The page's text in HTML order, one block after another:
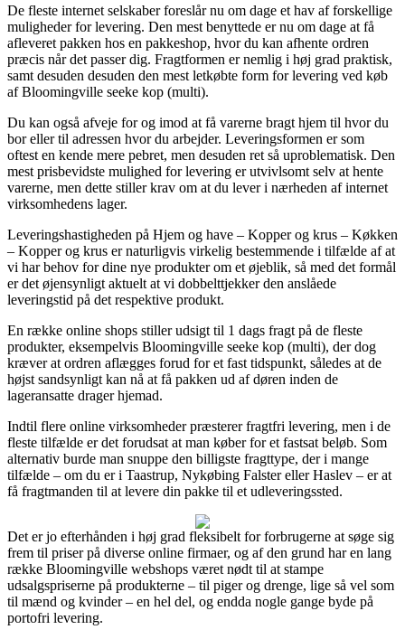
De fleste internet selskaber foreslår nu om dage et hav af forskellige
muligheder for levering. Den mest benyttede er nu om dage at få
afleveret pakken hos en pakkeshop, hvor du kan afhente ordren
præcis når det passer dig. Fragtformen er nemlig i høj grad praktisk,
samt desuden desuden den mest letkøbte form for levering ved køb
af Bloomingville seeke kop (multi).
Du kan også afveje for og imod at få varerne bragt hjem til hvor du
bor eller til adressen hvor du arbejder. Leveringsformen er som
oftest en kende mere pebret, men desuden ret så uproblematisk. Den
mest prisbevidste mulighed for levering er utvivlsomt selv at hente
varerne, men dette stiller krav om at du lever i nærheden af internet
virksomhedens lager.
Leveringshastigheden på Hjem og have – Kopper og krus – Køkken
– Kopper og krus er naturligvis virkelig bestemmende i tilfælde af at
vi har behov for dine nye produkter om et øjeblik, så med det formål
er det øjensynligt aktuelt at vi dobbelttjekker den anslåede
leveringstid på det respektive produkt.
En række online shops stiller udsigt til 1 dags fragt på de fleste
produkter, eksempelvis Bloomingville seeke kop (multi), der dog
kræver at ordren aflægges forud for et fast tidspunkt, således at de
højst sandsynligt kan nå at få pakken ud af døren inden de
lageransatte drager hjemad.
Indtil flere online virksomheder præsterer fragtfri levering, men i de
fleste tilfælde er det forudsat at man køber for et fastsat beløb. Som
alternativ burde man snuppe den billigste fragttype, der i mange
tilfælde – om du er i Taastrup, Nykøbing Falster eller Haslev – er at
få fragtmanden til at levere din pakke til et udleveringssted.
Det er jo efterhånden i høj grad fleksibelt for forbrugerne at søge sig
frem til priser på diverse online firmaer, og af den grund har en lang
række Bloomingville webshops været nødt til at stampe
udsalgspriserne på produkterne – til piger og drenge, lige så vel som
til mænd og kvinder – en hel del, og endda nogle gange byde på
portofri levering.